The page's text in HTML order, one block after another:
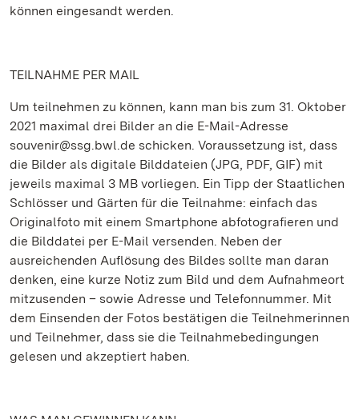
können eingesandt werden.
TEILNAHME PER MAIL
Um teilnehmen zu können, kann man bis zum 31. Oktober
2021 maximal drei Bilder an die E-Mail-Adresse
souvenir@ssg.bwl.de schicken. Voraussetzung ist, dass
die Bilder als digitale Bilddateien (JPG, PDF, GIF) mit
jeweils maximal 3 MB vorliegen. Ein Tipp der Staatlichen
Schlösser und Gärten für die Teilnahme: einfach das
Originalfoto mit einem Smartphone abfotografieren und
die Bilddatei per E-Mail versenden. Neben der
ausreichenden Auflösung des Bildes sollte man daran
denken, eine kurze Notiz zum Bild und dem Aufnahmeort
mitzusenden – sowie Adresse und Telefonnummer. Mit
dem Einsenden der Fotos bestätigen die Teilnehmerinnen
und Teilnehmer, dass sie die Teilnahmebedingungen
gelesen und akzeptiert haben.